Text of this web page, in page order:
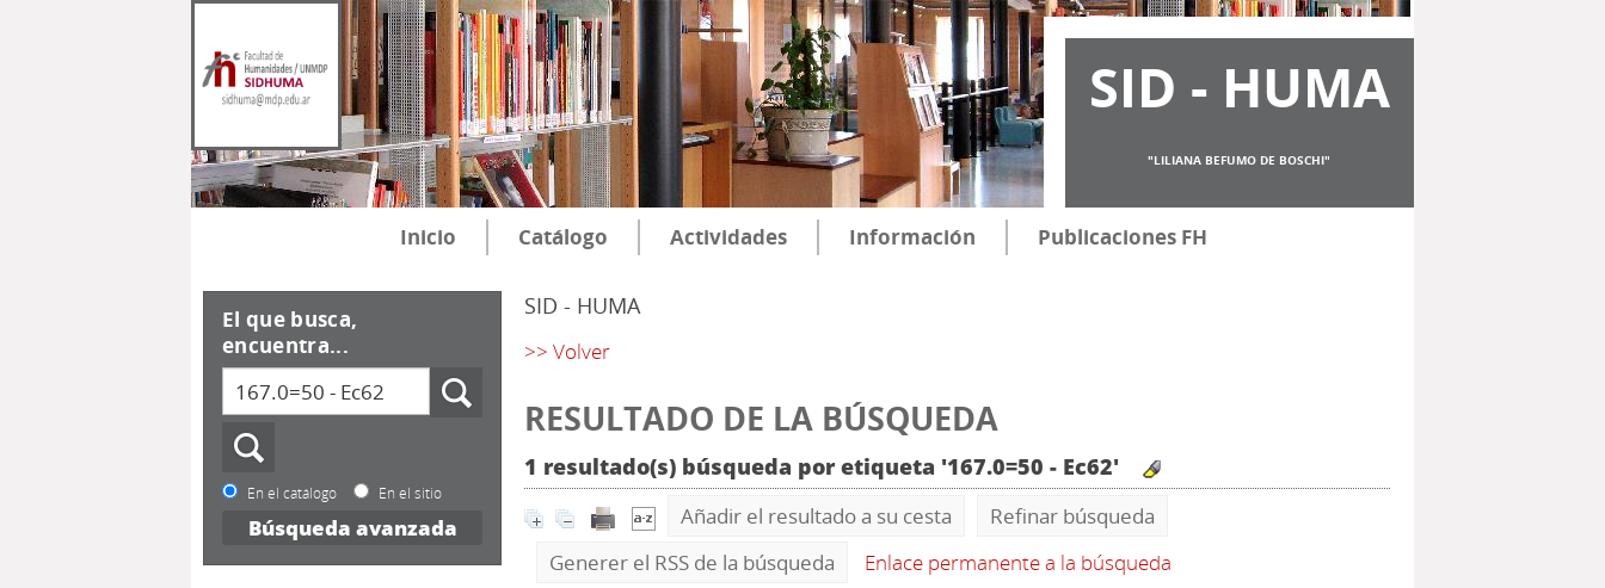
SID - HUMA
"LILIANA BEFUMO DE BOSCHI"
Inicio Catálogo Actividades Información Publicaciones FH
SID - HUMA
>> Volver
RESULTADO DE LA BÚSQUEDA
1 resultado(s) búsqueda por etiqueta '167.0=50 - Ec62'
Añadir el resultado a su cesta
Refinar búsqueda
Generer el RSS de la búsqueda
Enlace permanente a la búsqueda
El que busca,
encuentra...
En el catálogo En el sitio
Búsqueda avanzada